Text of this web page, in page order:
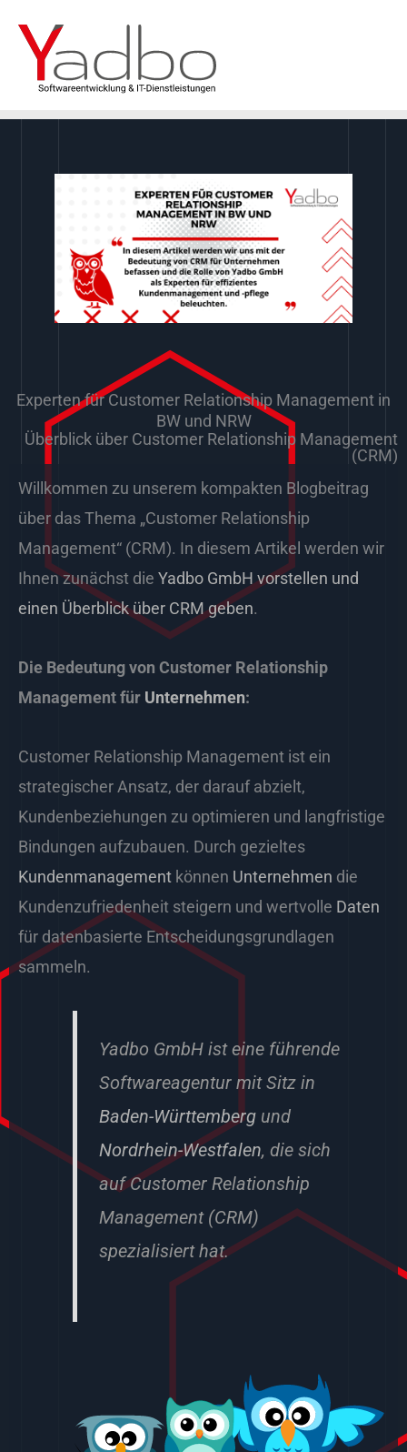
Inhalt
springen
Experten für Customer Relationship Management in
BW und NRW
Überblick über Customer Relationship Management
(CRM)
Willkommen zu unserem kompakten Blogbeitrag
über das Thema „Customer Relationship
Management“ (CRM). In diesem Artikel werden wir
Ihnen zunächst die Yadbo GmbH vorstellen und
einen Überblick über CRM geben.
Die Bedeutung von Customer Relationship
Management für Unternehmen:
Customer Relationship Management ist ein
strategischer Ansatz, der darauf abzielt,
Kundenbeziehungen zu optimieren und langfristige
Bindungen aufzubauen. Durch gezieltes
Kundenmanagement können Unternehmen die
Kundenzufriedenheit steigern und wertvolle Daten
für datenbasierte Entscheidungsgrundlagen
sammeln.
Yadbo GmbH ist eine führende
Softwareagentur mit Sitz in
Baden-Württemberg und
Nordrhein-Westfalen, die sich
auf Customer Relationship
Management (CRM)
spezialisiert hat.